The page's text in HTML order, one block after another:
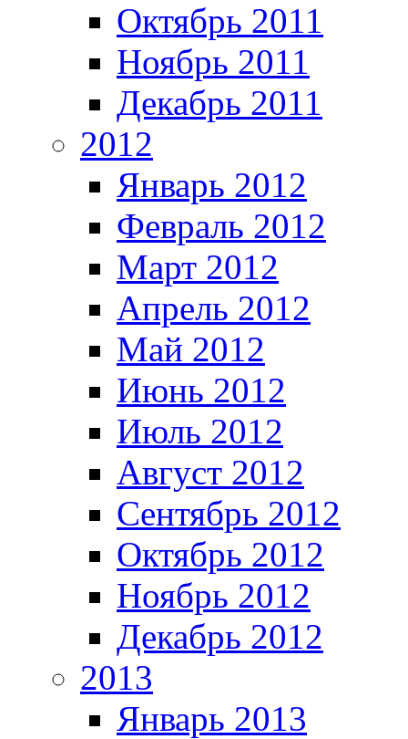
Октябрь 2011
Ноябрь 2011
Декабрь 2011
2012
Январь 2012
Февраль 2012
Март 2012
Апрель 2012
Май 2012
Июнь 2012
Июль 2012
Август 2012
Сентябрь 2012
Октябрь 2012
Ноябрь 2012
Декабрь 2012
2013
Январь 2013